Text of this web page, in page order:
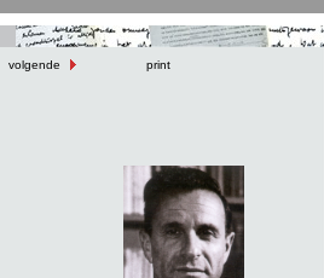
volgende print